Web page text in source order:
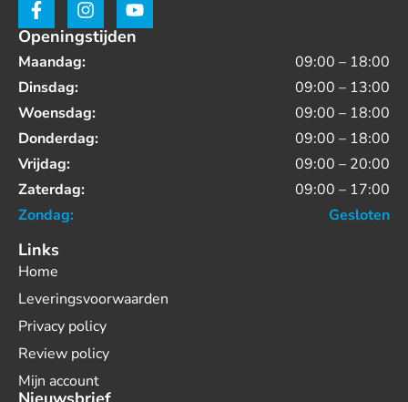
Openingstijden
Maandag:
09:00 – 18:00
Dinsdag:
09:00 – 13:00
Woensdag:
09:00 – 18:00
Donderdag:
09:00 – 18:00
Vrijdag:
09:00 – 20:00
Zaterdag:
09:00 – 17:00
Zondag:
Gesloten
Links
Home
Leveringsvoorwaarden
Privacy policy
Review policy
Mijn account